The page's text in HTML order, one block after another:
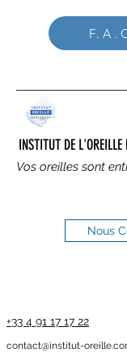
INSTITUT DE L'OREILLE
Vos oreilles sont
Nous
+33 4 91 17 17 22
contact@institut-